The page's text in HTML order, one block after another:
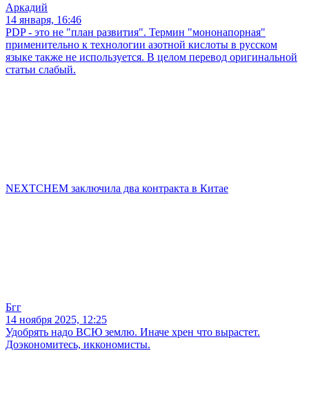
Аркадий
14 января, 16:46
PDP - это не "план развития". Термин "мононапорная"
применительно к технологии азотной кислоты в русском
языке также не используется. В целом перевод оригинальной
статьи слабый.
NEXTCHEM заключила два контракта в Китае
Бгг
14 ноября 2025, 12:25
Удобрять надо ВСЮ землю. Иначе хрен что вырастет.
Доэкономитесь, иккономисты.